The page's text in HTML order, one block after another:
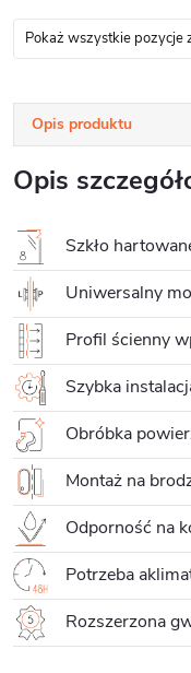
Pokaż wszystkie pozycje
Opis produktu
Opis
Szkło
Uniwersalny
Profil ścienny
Szybka
Obróbka
Montaż na
Odporność na
Potrzeba
Rozszerzona